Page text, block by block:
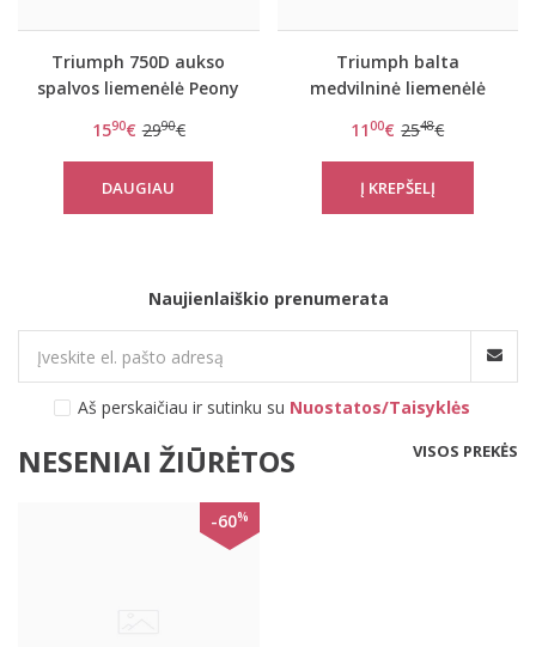
Triumph 750D aukso
spalvos liemenėlė Peony
1590€ 2990€
DAUGIAU
Triumph balta
medvilninė liemenėlė
1100€ 2548€
Naujienlaiškio prenumerata
Aš perskaičiau ir sutinku su Nuostatos/Taisyklės
NESENIAI ŽIŪRĖTOS VISOS PREKĖS
-60%